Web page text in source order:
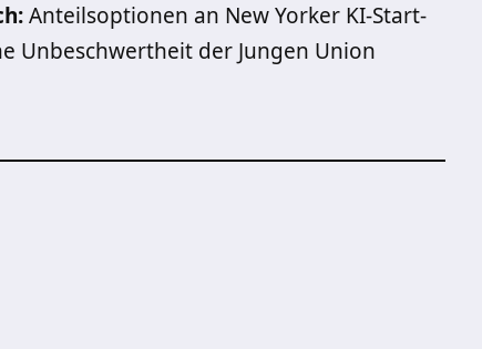
Anteilsoptionen an New Yorker KI-Start-
Unbeschwertheit der Jungen Union